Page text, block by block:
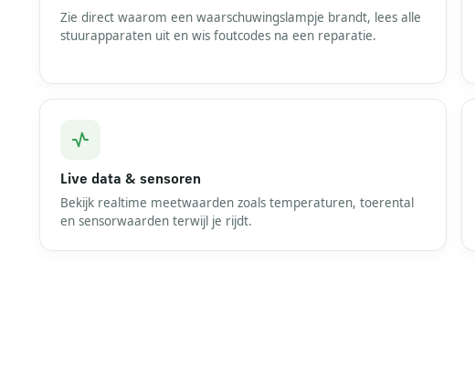
Zie direct waarom een waarschuwingslampje brandt, lees alle
stuurapparaten uit en wis foutcodes na een reparatie.
Live data & sensoren
Bekijk realtime meetwaarden zoals temperaturen, toerental
en sensorwaarden terwijl je rijdt.